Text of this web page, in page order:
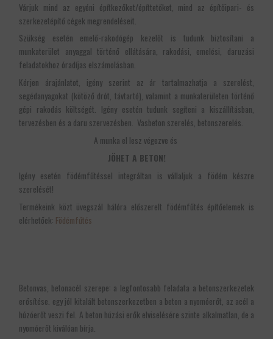
Várjuk mind az egyéni építkezőket/építtetőket, mind az építőipari- és
szerkezetépítő cégek megrendeléseit.
Szükség esetén emelő-rakodógép kezelőt is tudunk biztosítani a
munkaterület anyaggal történő ellátására, rakodási, emelési, daruzási
feladatokhoz óradíjas elszámolásban.
Kérjen árajánlatot, igény szerint az ár tartalmazhatja a szerelést,
segédanyagokat (kötöző drót, távtartó), valamint a munkaterületen történő
gépi rakodás költségét. Igény esetén tudunk segíteni a kiszállításban,
tervezésben és a daru szervezésben. Vasbeton szerelés, betonszerelés.
A munka el lesz végezve és
JÖHET A BETON!
Igény esetén födémfűtéssel integráltan is vállaljuk a födém készre
szerelését!
Termékeink közt üvegszál hálóra előszerelt födémfűtés építőelemek is
elérhetőek: Födémfűtés
Betonvas, betonacél szerepe: a legfontosabb feladata a betonszerkezetek
erősítése. egy jól kitalált betonszerkezetben a beton a nyomóerőt, az acél a
húzóerőt veszi fel. A beton húzási erők elviselésére szinte alkalmatlan, de a
nyomóerőt kiválóan bírja.